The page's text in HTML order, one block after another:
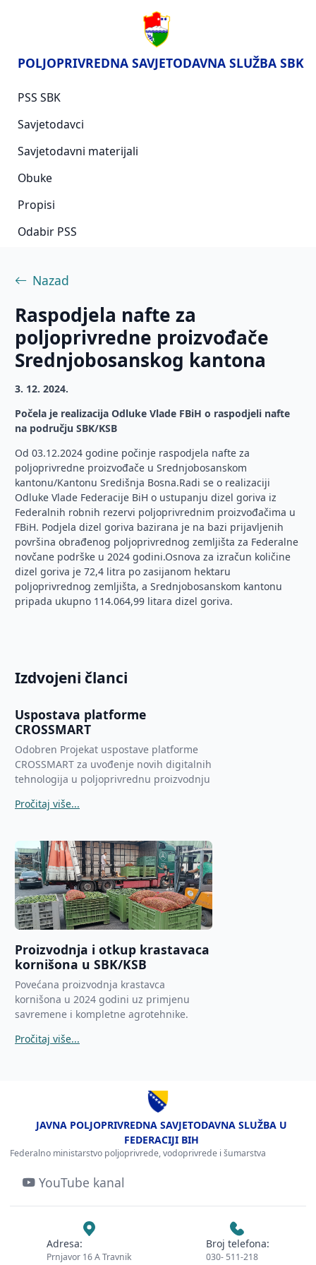
POLJOPRIVREDNA SAVJETODAVNA SLUŽBA SBK
PSS SBK
Savjetodavci
Savjetodavni materijali
Obuke
Propisi
Odabir PSS
Nazad
Raspodjela nafte za
poljoprivredne proizvođače
Srednjobosanskog kantona
3. 12. 2024.
Počela je realizacija Odluke Vlade FBiH o raspodjeli nafte
na području SBK/KSB
Od 03.12.2024 godine počinje raspodjela nafte za
poljoprivredne proizvođače u Srednjobosanskom
kantonu/Kantonu Središnja Bosna.Radi se o realizaciji
Odluke Vlade Federacije BiH o ustupanju dizel goriva iz
Federalnih robnih rezervi poljoprivrednim proizvođačima u
FBiH. Podjela dizel goriva bazirana je na bazi prijavljenih
površina obrađenog poljoprivrednog zemljišta za Federalne
novčane podrške u 2024 godini.Osnova za izračun količine
dizel goriva je 72,4 litra po zasijanom hektaru
poljoprivrednog zemljišta, a Srednjobosanskom kantonu
pripada ukupno 114.064,99 litara dizel goriva.
Izdvojeni članci
Uspostava platforme
CROSSMART
Odobren Projekat uspostave platforme
CROSSMART za uvođenje novih digitalnih
tehnologija u poljoprivrednu proizvodnju
Pročitaj više...
Proizvodnja i otkup krastavaca
kornišona u SBK/KSB
Povećana proizvodnja krastavca
kornišona u 2024 godini uz primjenu
savremene i kompletne agrotehnike.
Pročitaj više...
JAVNA POLJOPRIVREDNA SAVJETODAVNA SLUŽBA U
FEDERACIJI BIH
Federalno ministarstvo poljoprivrede, vodoprivrede i šumarstva
YouTube kanal
Adresa:
Prnjavor 16 A Travnik
Broj telefona:
030- 511-218